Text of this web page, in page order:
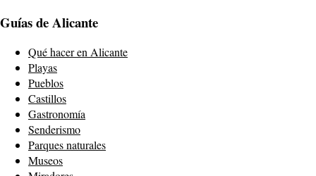
Guías de Alicante
Qué hacer en Alicante
Playas
Pueblos
Castillos
Gastronomía
Senderismo
Parques naturales
Museos